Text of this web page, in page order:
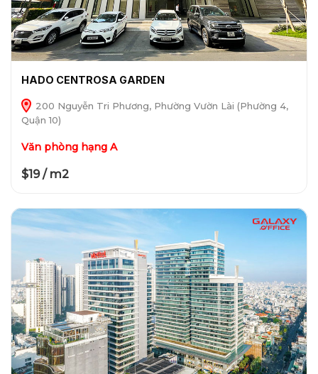
HADO CENTROSA GARDEN
200 Nguyễn Tri Phương, Phường Vườn Lài (Phường 4,
Quận 10)
Văn phòng hạng A
$19 / m2